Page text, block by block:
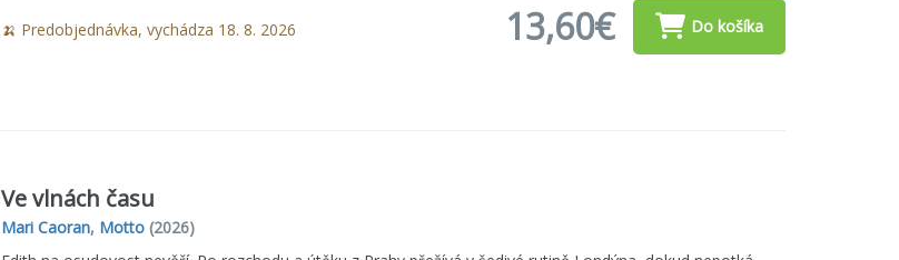
🍌 Predobjednávka, vychádza 18. 8. 2026 13,60€ Do košíka
Ve vlnách času
Mari Caoran, Motto(2026)